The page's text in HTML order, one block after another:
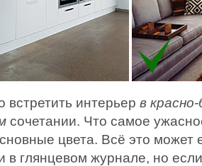
интерьер в
сочетании. Что самое
цвета. Всё это может
в глянцевом журнале, но